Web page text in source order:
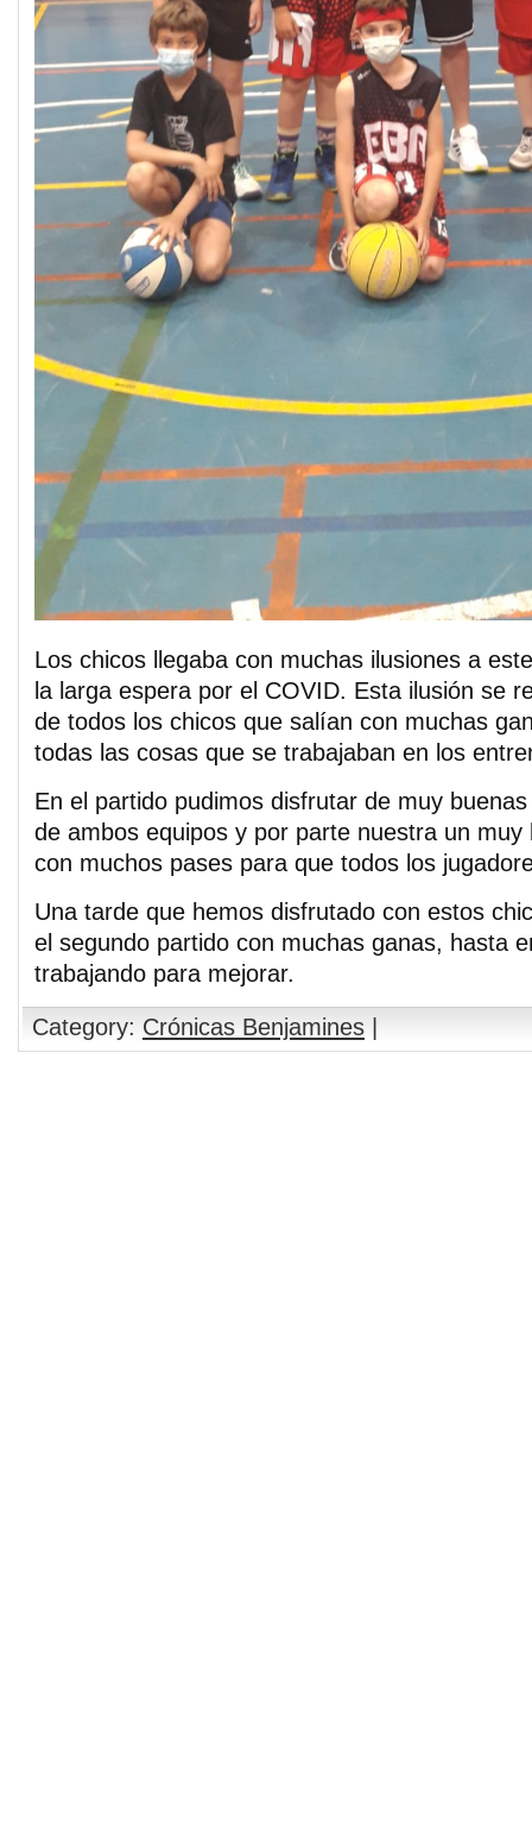
Los chicos llegaba con muchas ilusiones a
la larga espera por el COVID. Esta ilusión se
de todos los chicos que salían con muchas
todas las cosas que se trabajaban en los
En el partido pudimos disfrutar de muy
de ambos equipos y por parte nuestra un muy
con muchos pases para que todos los
Una tarde que hemos disfrutado con estos
el segundo partido con muchas ganas, hasta
trabajando para mejorar.
Category: Crónicas Benjamines